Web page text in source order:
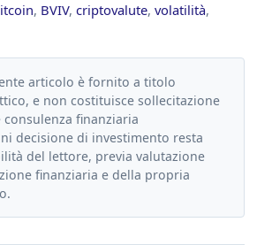
, BVIV, criptovalute, volatilità,
articolo è fornito a titolo
e non costituisce sollecitazione
consulenza finanziaria
decisione di investimento resta
del lettore, previa valutazione
finanziaria e della propria